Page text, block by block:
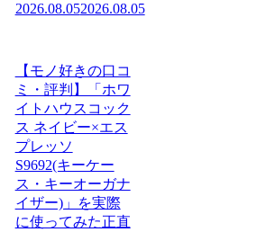
2026.08.052026.08.05
【モノ好きの口コ
ミ・評判】「ホワ
イトハウスコック
ス ネイビー×エス
プレッソ
S9692(キーケー
ス・キーオーガナ
イザー)」を実際
に使ってみた正直